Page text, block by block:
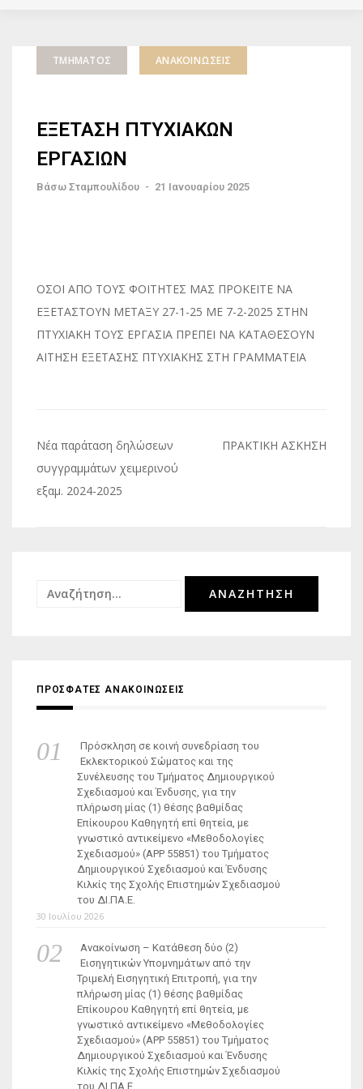
ΤΜΉΜΑΤΟΣ ΑΝΑΚΟΙΝΏΣΕΙΣ
ΕΞΕΤΑΣΗ ΠΤΥΧΙΑΚΩΝ
ΕΡΓΑΣΙΩΝ
Βάσω Σταμπουλίδου - 21 Ιανουαρίου 2025
ΟΣΟΙ ΑΠΟ ΤΟΥΣ ΦΟΙΤΗΤΕΣ ΜΑΣ ΠΡΟΚΕΙΤΕ ΝΑ
ΕΞΕΤΑΣΤΟΥΝ ΜΕΤΑΞΥ 27-1-25 ΜΕ 7-2-2025 ΣΤΗΝ
ΠΤΥΧΙΑΚΗ ΤΟΥΣ ΕΡΓΑΣΙΑ ΠΡΕΠΕΙ ΝΑ ΚΑΤΑΘΕΣΟΥΝ
ΑΙΤΗΣΗ ΕΞΕΤΑΣΗΣ ΠΤΥΧΙΑΚΗΣ ΣΤΗ ΓΡΑΜΜΑΤΕΙΑ
Πλοήγηση
άρθρων
Νέα παράταση δηλώσεων
συγγραμμάτων χειμερινού
εξαμ. 2024-2025
ΠΡΑΚΤΙΚΗ ΑΣΚΗΣΗ
Αναζήτηση
ΠΡΟΣΦΑΤΕΣ ΑΝΑΚΟΙΝΩΣΕΙΣ
Πρόσκληση σε κοινή συνεδρίαση του
Εκλεκτορικού Σώματος και της
Συνέλευσης του Τμήματος Δημιουργικού
Σχεδιασμού και Ένδυσης, για την
πλήρωση μίας (1) θέσης βαθμίδας
Επίκουρου Καθηγητή επί θητεία, με
γνωστικό αντικείμενο «Μεθοδολογίες
Σχεδιασμού» (ΑΡΡ 55851) του Τμήματος
Δημιουργικού Σχεδιασμού και Ένδυσης
Κιλκίς της Σχολής Επιστημών Σχεδιασμού
του ΔΙ.ΠΑ.Ε.
30 Ιουλίου 2026
Ανακοίνωση – Κατάθεση δύο (2)
Εισηγητικών Υπομνημάτων από την
Τριμελή Εισηγητική Επιτροπή, για την
πλήρωση μίας (1) θέσης βαθμίδας
Επίκουρου Καθηγητή επί θητεία, με
γνωστικό αντικείμενο «Μεθοδολογίες
Σχεδιασμού» (ΑΡΡ 55851) του Τμήματος
Δημιουργικού Σχεδιασμού και Ένδυσης
Κιλκίς της Σχολής Επιστημών Σχεδιασμού
του ΔΙ.ΠΑ.Ε.